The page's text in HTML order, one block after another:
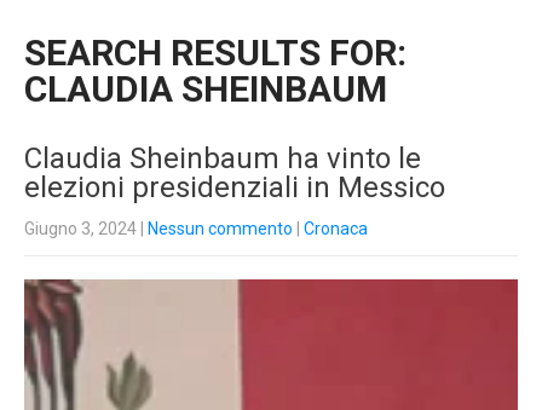
SEARCH RESULTS FOR:
CLAUDIA SHEINBAUM
Claudia Sheinbaum ha vinto le
elezioni presidenziali in Messico
Giugno 3, 2024 Nessun commento Cronaca